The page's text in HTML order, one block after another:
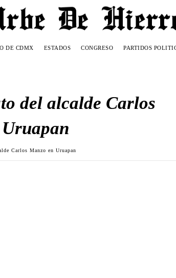
DE CDMX ESTADOS CONGRESO PARTIDOS
del alcalde Carlos
Carlos Manzo en Uruapan